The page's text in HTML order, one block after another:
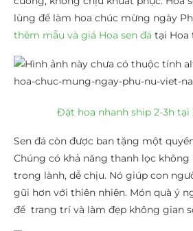
lùng để làm hoa chúc mừng ngày
thêm mẫu và giá Hoa sen đá tại Hoa
Đặt hoa nhanh ship 2-3h tại
Sen đá còn được ban tặng một
Chúng có khả năng thanh lọc không
trong lành, dễ chịu. Nó giúp con
gũi hơn với thiên nhiên. Món quà ý
để trang trí và làm đẹp không gian